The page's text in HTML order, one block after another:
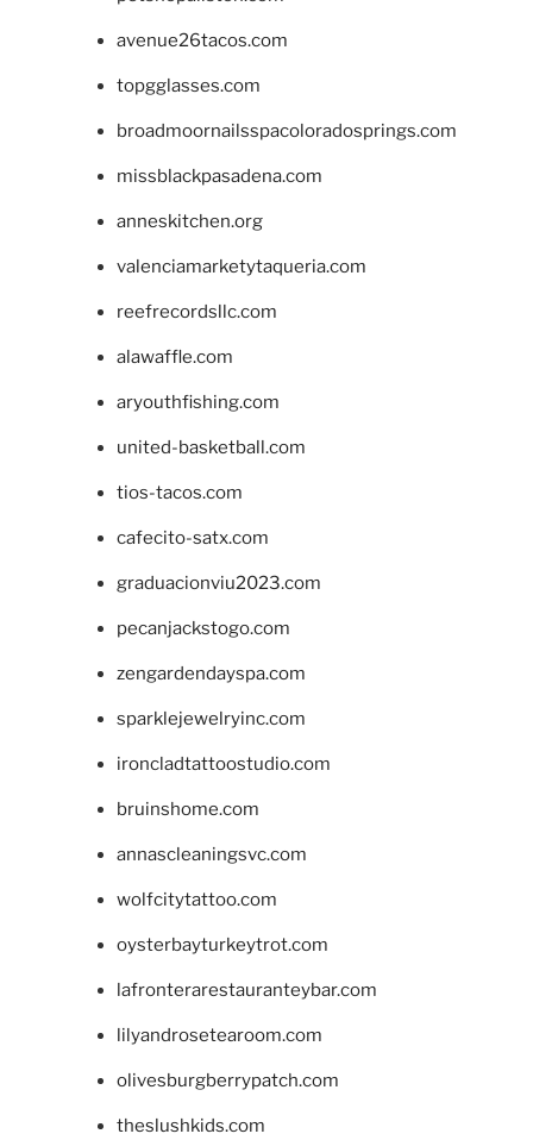
avenue26tacos.com
topgglasses.com
broadmoornailsspacoloradosprings.com
missblackpasadena.com
anneskitchen.org
valenciamarketytaqueria.com
reefrecordsllc.com
alawaffle.com
aryouthfishing.com
united-basketball.com
tios-tacos.com
cafecito-satx.com
graduacionviu2023.com
pecanjackstogo.com
zengardendayspa.com
sparklejewelryinc.com
ironcladtattoostudio.com
bruinshome.com
annascleaningsvc.com
wolfcitytattoo.com
oysterbayturkeytrot.com
lafronterarestauranteybar.com
lilyandrosetearoom.com
olivesburgberrypatch.com
theslushkids.com